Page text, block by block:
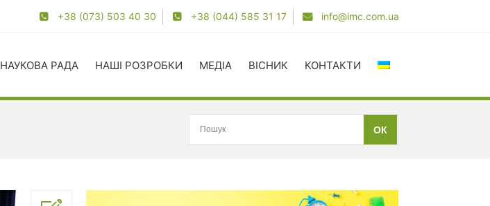
+38 (073) 503 40 30 +38 (044) 585 31 17 info@imc.com.ua
НАУКОВА РАДА НАШІ РОЗРОБКИ МЕДІА ВІСНИК КОНТАКТИ